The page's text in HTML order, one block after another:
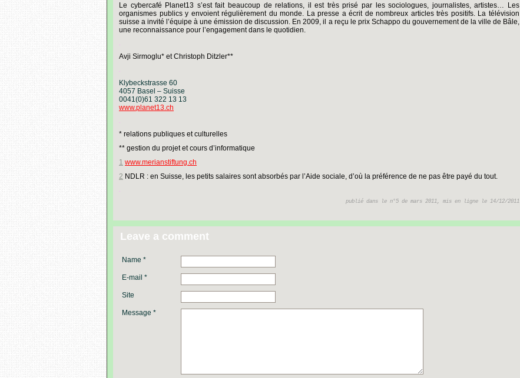
Le cybercafé Planet13 s’est fait beaucoup de relations, il est très prisé par les sociologues, journalistes, artistes… Les
organismes publics y envoient régulièrement du monde. La presse a écrit de nombreux articles très positifs. La télévision
suisse a invité l’équipe à une émission de discussion. En 2009, il a reçu le prix Schappo du gouvernement de la ville de Bâle,
une reconnaissance pour l’engagement dans le quotidien.
Avji Sirmoglu* et Christoph Ditzler**
Klybeckstrasse 60
4057 Basel – Suisse
0041(0)61 322 13 13
www.planet13.ch
* relations publiques et culturelles
** gestion du projet et cours d’informatique
1 www.merianstiftung.ch
2 NDLR : en Suisse, les petits salaires sont absorbés par l’Aide sociale, d’où la préférence de ne pas être payé du tout.
publié dans le n°5 de mars 2011, mis en ligne le 14/12/2011
Leave a comment
Name *
E-mail *
Site
Message *